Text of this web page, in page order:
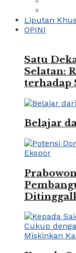
Liputan
OPINI
Satu
Selatan:
terhadap
Belajar